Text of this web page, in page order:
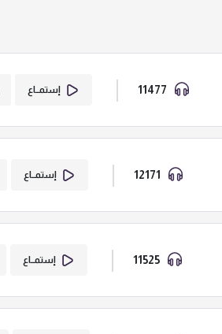
إستمــاع
إستمــاع
إستمــاع